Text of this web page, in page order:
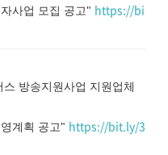
사업 모집 공고" https://bi
방송지원사업 지원업체
계획 공고" https://bit.ly/3